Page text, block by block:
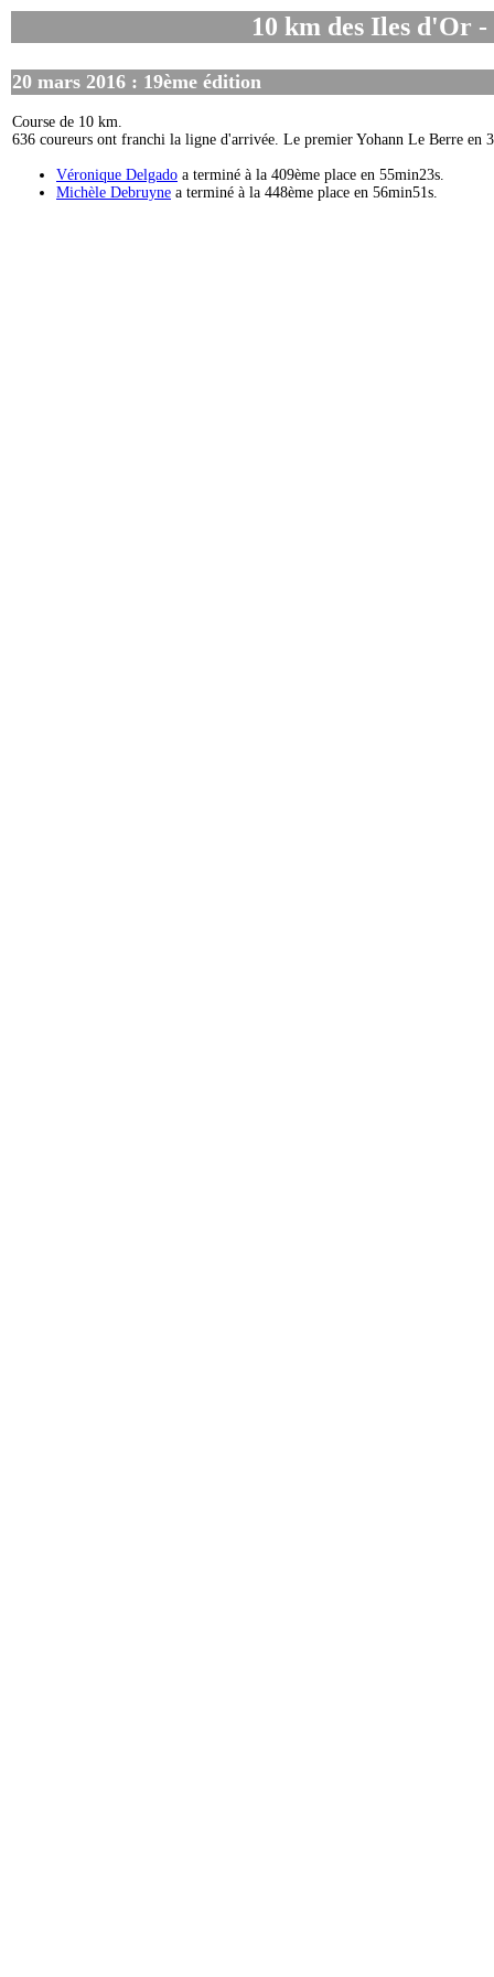
10 km des Iles d'Or -
20 mars 2016 : 19ème édition
Course de 10 km.
636 coureurs ont franchi la ligne d'arrivée. Le premier Yohann Le Berre en
Véronique Delgado a terminé à la 409ème place en 55min23s.
Michèle Debruyne a terminé à la 448ème place en 56min51s.